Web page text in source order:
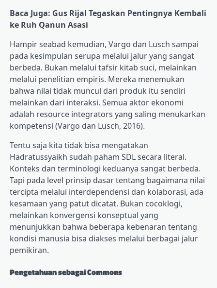
Baca Juga: Gus Rijal Tegaskan Pentingnya Kembali
ke Ruh Qanun Asasi
Hampir seabad kemudian, Vargo dan Lusch sampai
pada kesimpulan serupa melalui jalur yang sangat
berbeda. Bukan melalui tafsir kitab suci, melainkan
melalui penelitian empiris. Mereka menemukan
bahwa nilai tidak muncul dari produk itu sendiri
melainkan dari interaksi. Semua aktor ekonomi
adalah resource integrators yang saling menukarkan
kompetensi (Vargo dan Lusch, 2016).
Tentu saja kita tidak bisa mengatakan
Hadratussyaikh sudah paham SDL secara literal.
Konteks dan terminologi keduanya sangat berbeda.
Tapi pada level prinsip dasar tentang bagaimana nilai
tercipta melalui interdependensi dan kolaborasi, ada
kesamaan yang patut dicatat. Bukan cocoklogi,
melainkan konvergensi konseptual yang
menunjukkan bahwa beberapa kebenaran tentang
kondisi manusia bisa diakses melalui berbagai jalur
pemikiran.
Pengetahuan sebagai Commons